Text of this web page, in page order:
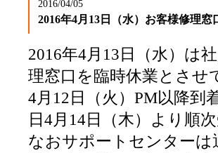
2016/04/05
2016年4月13日（水）お客様修理
2016年4月13日（水）は
理窓口を臨時休業とさせ
4月12日（火）PM以降到
日4月14日（木）より順
なおサポートセンター